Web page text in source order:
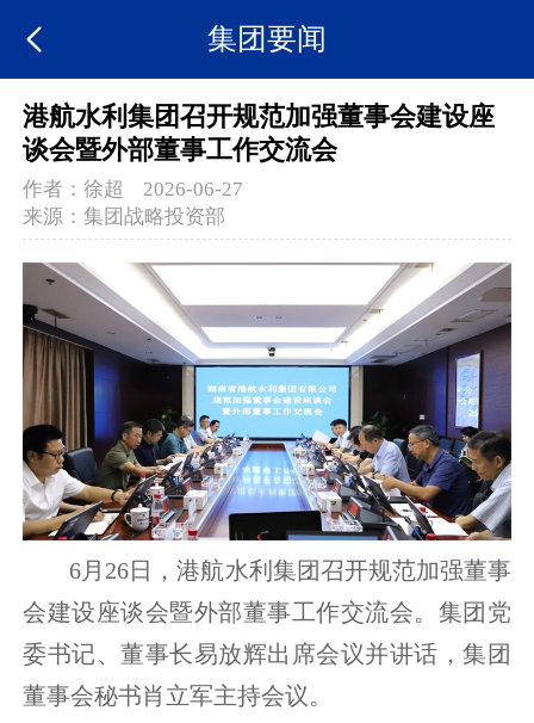
集团要闻
港航水利集团召开规范加强董事会建设座
谈会暨外部董事工作交流会
作者：徐超
2026-06-27
来源：集团战略投资部
6月26日，港航水利集团召开规范加强董事
会建设座谈会暨外部董事工作交流会。集团党
委书记、董事长易放辉出席会议并讲话，集团
董事会秘书肖立军主持会议。